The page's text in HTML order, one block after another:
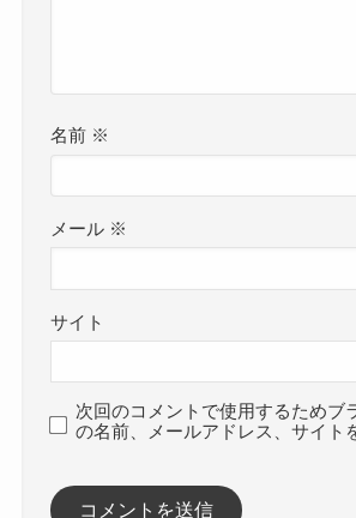
名前 ※
メール ※
サイト
次回のコメントで使用するためブ
の名前、メールアドレス、サイト